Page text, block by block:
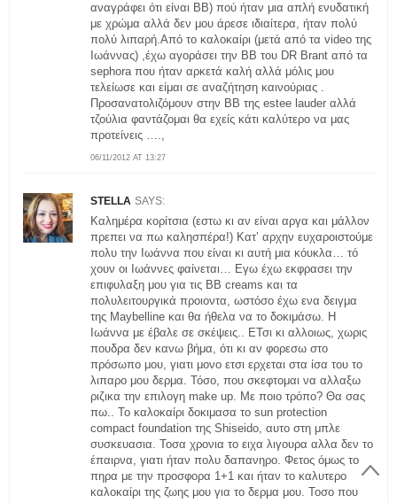
06/11/2012 AT 13:27
αναγράφει ότι είναι ΒΒ) πού ήταν μια απλή ενυδατική
με χρώμα αλλά δεν μου άρεσε ιδιαίτερα, ήταν πολύ
πολύ λιπαρή.Από το καλοκαίρι (μετά από τα video της
Ιωάννας) ,έχω αγοράσει την ΒΒ του DR Brant από τα
sephora που ήταν αρκετά καλή αλλά μόλις μου
τελείωσε και είμαι σε αναζήτηση καινούριας .
Προσανατολιζόμουν στην ΒΒ της estee lauder αλλά
τζούλια φαντάζομαι θα εχείς κάτι καλύτερο να μας
προτείνεις ….,
STELLA SAYS:
Καλημέρα κορίτσια (εστω κι αν είναι αργα και μάλλον
πρεπει να πω καλησπέρα!) Κατ’ αρχην ευχαροιστούμε
πολυ την Ιωάννα που είναι κι αυτή μια κόυκλα… τό
χουν οι Ιωάννες φαίνεται… Εγω έχω εκφρασει την
επιφυλαξη μου για τις ΒΒ creams και τα
πολυλειτουργικά προιοντα, ωστόσο έχω ενα δειγμα
της Maybelline και θα ήθελα να το δοκιμάσω. Η
Ιωάννα με έβαλε σε σκέψεις.. ΕΤσι κι αλλοιως, χωρις
πουδρα δεν κανω βήμα, ότι κι αν φορεσω στο
πρόσωπο μου, γιατι μονο ετσι ερχεται στα ίσα του το
λιπαρο μου δερμα. Τόσο, που σκεφτομαι να αλλαξω
ριζικα την επιλογη make up. Με ποιο τρόπο? Θα σας
πω.. Το καλοκαίρι δοκιμασα το sun protection
compact foundation της Shiseido, αυτο στη μπλε
συσκευασια. Τοσα χρονια το ειχα λιγουρα αλλα δεν το
έπαιρνα, γιατι ήταν πολυ δαπανηρο. Φετος όμως το
πηρα με την προσφορα 1+1 και ήταν το καλυτερο
καλοκαίρι της ζωης μου για το δερμα μου. Τοσο που